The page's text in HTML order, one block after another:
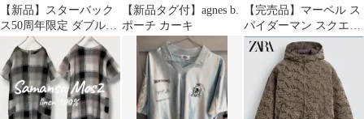
【新品】スターバック
ス50周年限定 ダブルウ
ォール セラミック マグ
サイレン
【新品タグ付】agnes b.
ポーチ カーキ
【完売品】マーベル ス
パイダーマン スクエア
ポシェット ショルダー